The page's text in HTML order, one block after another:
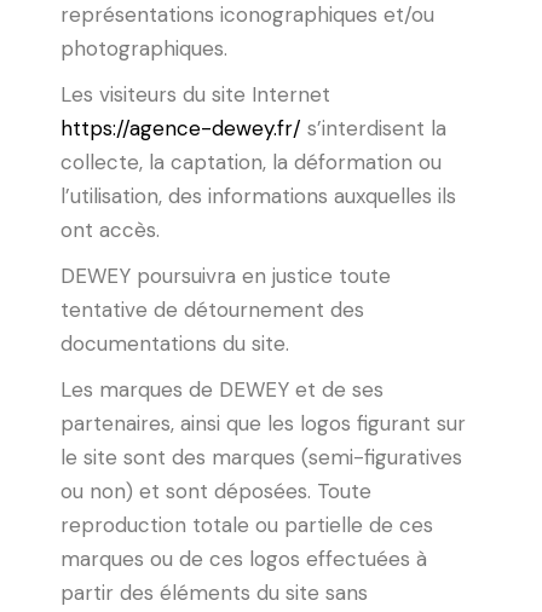
représentations iconographiques et/ou
photographiques.
Les visiteurs du site Internet
https://agence-dewey.fr/ s’interdisent la
collecte, la captation, la déformation ou
l’utilisation, des informations auxquelles ils
ont accès.
DEWEY poursuivra en justice toute
tentative de détournement des
documentations du site.
Les marques de DEWEY et de ses
partenaires, ainsi que les logos figurant sur
le site sont des marques (semi-figuratives
ou non) et sont déposées. Toute
reproduction totale ou partielle de ces
marques ou de ces logos effectuées à
partir des éléments du site sans